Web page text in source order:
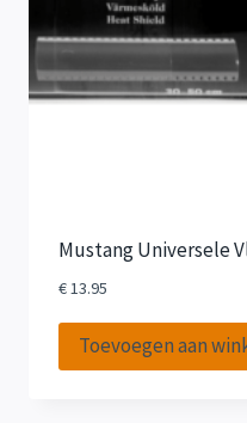
Mustang Universele
€13.95
Toevoegen aan